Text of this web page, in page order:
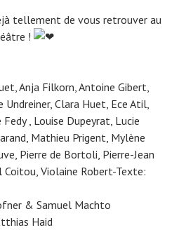
tellement de vous retrouver au
!
Anja Filkorn, Antoine Gibert,
Clara Huet, Ece Atil,
, Louise Dupeyrat, Lucie
Mathieu Prigent, Mylène
Pierre de Bortoli, Pierre-Jean
Coitou, Violaine Robert-Texte:
& Samuel Machto
Haid